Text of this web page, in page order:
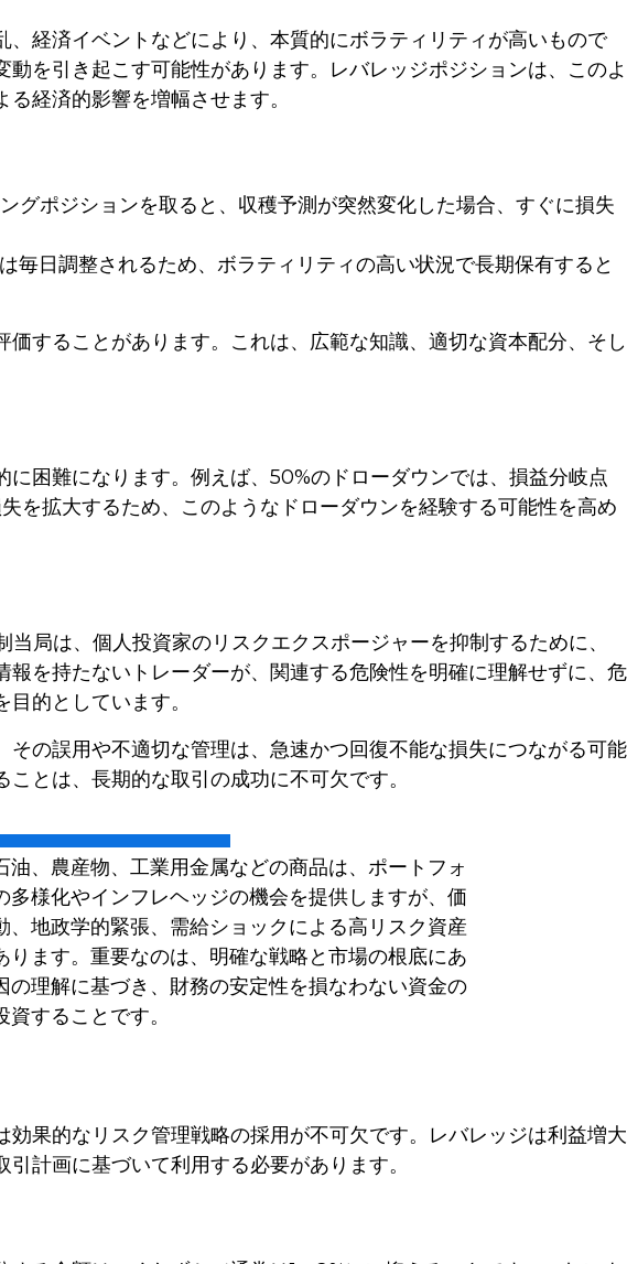
経済イベントなどにより、本質的にボラティリティが高いもので
を引き起こす可能性があります。レバレッジポジションは、このよ
経済的影響を増幅させます。
グポジションを取ると、収穫予測が突然変化した場合、すぐに損失
毎日調整されるため、ボラティリティの高い状況で長期保有すると
することがあります。これは、広範な知識、適切な資本配分、そし
困難になります。例えば、50%のドローダウンでは、損益分岐点
を拡大するため、このようなドローダウンを経験する可能性を高め
局は、個人投資家のリスクエクスポージャーを抑制するために、
を持たないトレーダーが、関連する危険性を明確に理解せずに、危
的としています。
の誤用や不適切な管理は、急速かつ回復不能な損失につながる可能
とは、長期的な取引の成功に不可欠です。
油、農産物、工業用金属などの商品は、ポートフォ
多様化やインフレヘッジの機会を提供しますが、価
、地政学的緊張、需給ショックによる高リスク資産
ります。重要なのは、明確な戦略と市場の根底にあ
の理解に基づき、財務の安定性を損なわない資金の
資することです。
果的なリスク管理戦略の採用が不可欠です。レバレッジは利益増大
計画に基づいて利用する必要があります。